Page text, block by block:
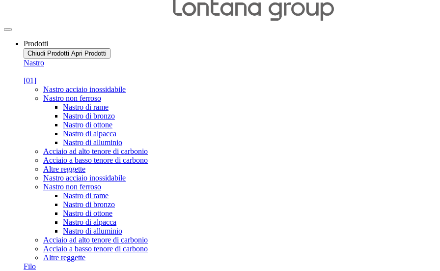
Prodotti
Chiudi Prodotti Apri Prodotti
Nastro
[01]
Nastro acciaio inossidabile
Nastro non ferroso
Nastro di rame
Nastro di bronzo
Nastro di ottone
Nastro di alpacca
Nastro di alluminio
Acciaio ad alto tenore di carbonio
Acciaio a basso tenore di carbono
Altre reggette
Nastro acciaio inossidabile
Nastro non ferroso
Nastro di rame
Nastro di bronzo
Nastro di ottone
Nastro di alpacca
Nastro di alluminio
Acciaio ad alto tenore di carbonio
Acciaio a basso tenore di carbono
Altre reggette
Filo